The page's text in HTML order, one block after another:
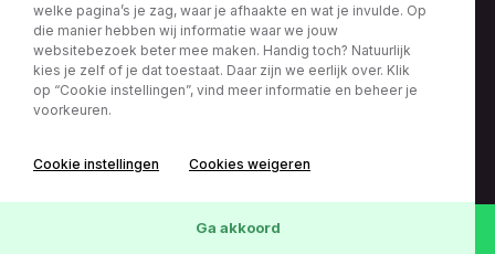
0416 – 224161
Mercedes-Benz A-Klasse
A180 EDITION AMG-LINE 122PK LED NAVI CAMERA
SFEERVERLICHTING AIRCO LMV PDC
71197 km
Bekijk deze auto
welke pagina’s je zag, waar je afhaakte en wat je invulde. Op
die manier hebben wij informatie waar we jouw
websitebezoek beter mee maken. Handig toch? Natuurlijk
kies je zelf of je dat toestaat. Daar zijn we eerlijk over. Klik
op “Cookie instellingen”, vind meer informatie en beheer je
voorkeuren.
Cookie instellingen Cookies weigeren
Ga akkoord